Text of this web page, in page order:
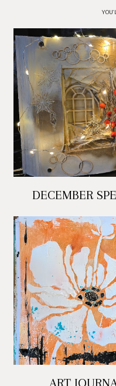
DECEMBER
ART